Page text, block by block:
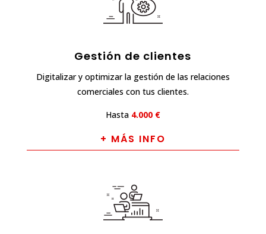
Gestión de clientes
Digitalizar y optimizar la gestión de las relaciones
comerciales con tus clientes.
Hasta 4.000 €
+ MÁS INFO